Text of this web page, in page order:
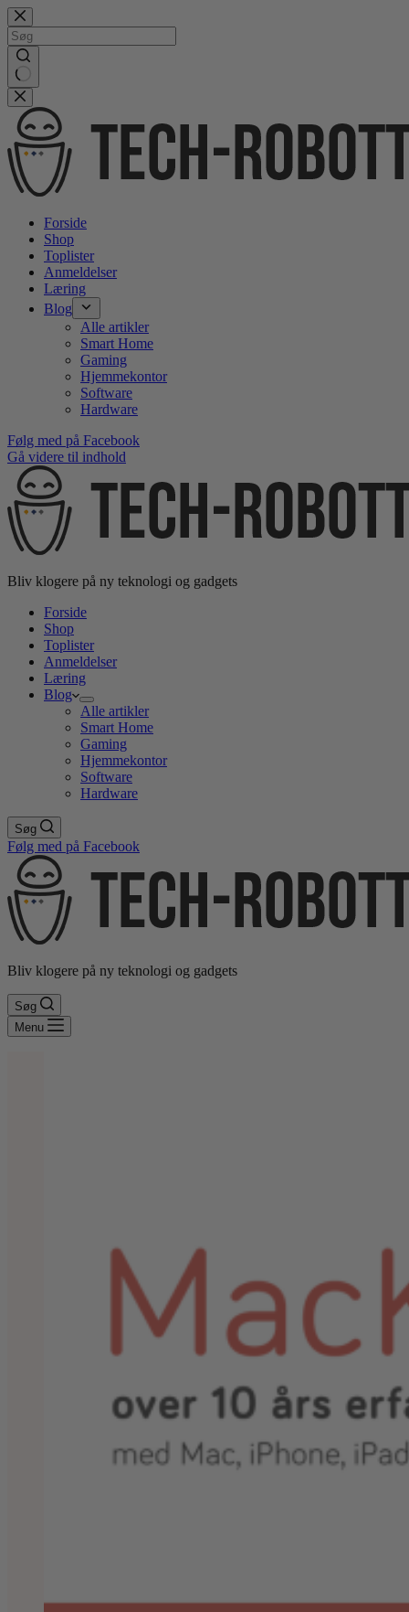
Gå
videre
til
indhold
No
results
Forside
Shop
Toplister
Anmeldelser
Læring
Blog
Alle artikler
Smart Home
Gaming
Hjemmekontor
Software
Hardware
Følg med på Facebook
Gå videre til indhold
Bliv klogere på ny teknologi og gadgets
Forside
Shop
Toplister
Anmeldelser
Læring
Blog
Alle artikler
Smart Home
Gaming
Hjemmekontor
Software
Hardware
Søg
Følg med på Facebook
Bliv klogere på ny teknologi og gadgets
Søg
Menu